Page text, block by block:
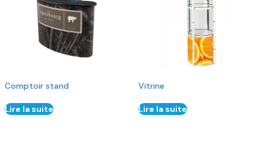
Comptoir stand
Lire la suite
Vitrine
Lire la suite